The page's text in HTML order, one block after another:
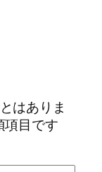
はありま
項目です